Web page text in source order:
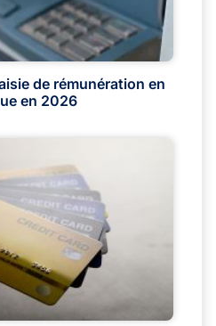
de rémunération en
en 2026